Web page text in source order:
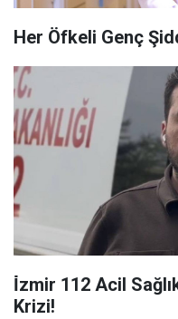
Her Öfkeli Genç
İ̇zmir 112 Acil
Krizi!